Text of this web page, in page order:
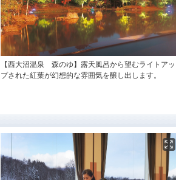
【西大沼温泉 森のゆ】露天風呂から望むライトアッ
プされた紅葉が幻想的な雰囲気を醸し出します。